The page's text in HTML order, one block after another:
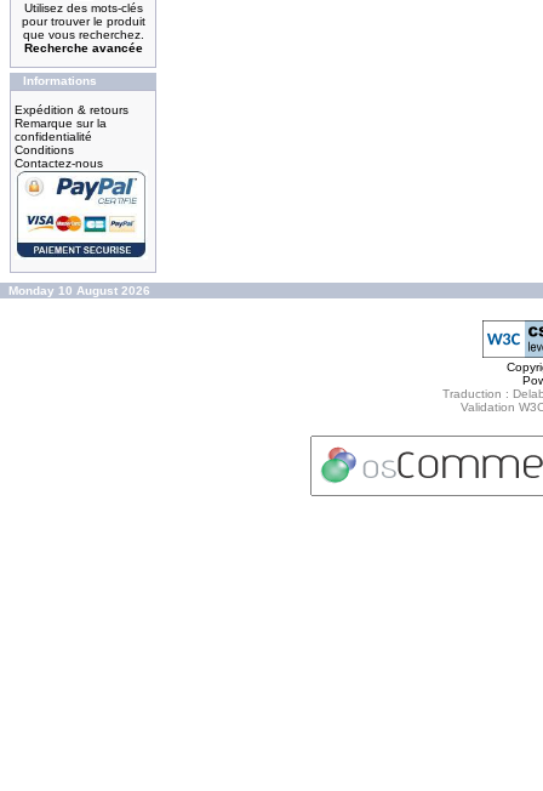
Utilisez des mots-clés
pour trouver le produit
que vous recherchez.
Recherche avancée
Informations
Expédition & retours
Remarque sur la
confidentialité
Conditions
Contactez-nous
Monday 10 August 2026
Traduction :
Validation